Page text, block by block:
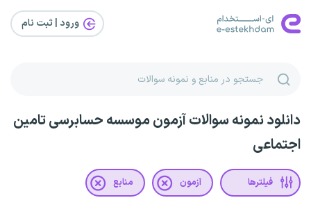
ورود | ثبت‌ نام
دانلود نمونه سوالات آزمون موسسه حسابرسی تامین
اجتماعی
فیلترها آزمون منابع